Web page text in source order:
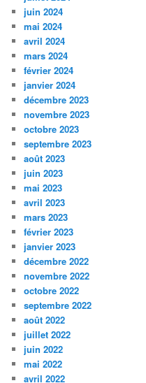
juin 2024
mai 2024
avril 2024
mars 2024
février 2024
janvier 2024
décembre 2023
novembre 2023
octobre 2023
septembre 2023
août 2023
juin 2023
mai 2023
avril 2023
mars 2023
février 2023
janvier 2023
décembre 2022
novembre 2022
octobre 2022
septembre 2022
août 2022
juillet 2022
juin 2022
mai 2022
avril 2022